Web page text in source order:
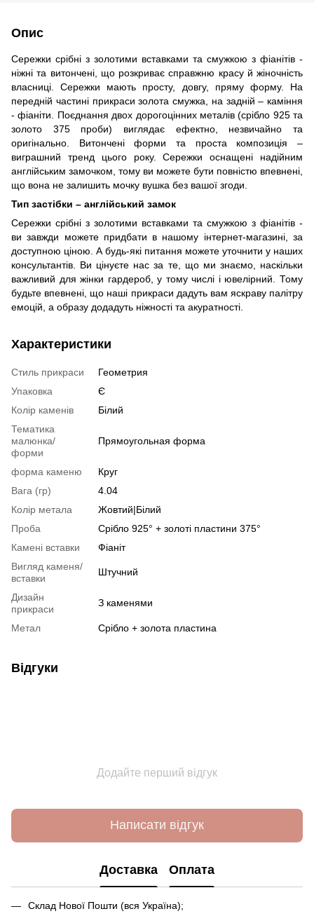
Опис
Сережки срібні з золотими вставками та смужкою з фіанітів -
ніжні та витончені, що розкриває справжню красу й жіночність
власниці. Сережки мають просту, довгу, пряму форму. На
передній частині прикраси золота смужка, на задній – каміння
- фіаніти. Поєднання двох дорогоцінних металів (срібло 925 та
золото 375 проби) виглядає ефектно, незвичайно та
оригінально. Витончені форми та проста композиція –
виграшний тренд цього року. Сережки оснащені надійним
англійським замочком, тому ви можете бути повністю впевнені,
що вона не залишить мочку вушка без вашої згоди.
Тип застібки – англійський замок
Сережки срібні з золотими вставками та смужкою з фіанітів -
ви завжди можете придбати в нашому інтернет-магазині, за
доступною ціною. А будь-які питання можете уточнити у наших
консультантів. Ви цінуєте нас за те, що ми знаємо, наскільки
важливий для жінки гардероб, у тому числі і ювелірний. Тому
будьте впевнені, що наші прикраси дадуть вам яскраву палітру
емоцій, а образу додадуть ніжності та акуратності.
Характеристики
Стиль прикраси
Геометрия
Упаковка
Є
Колір каменів
Білий
Тематика
малюнка/
форми
Прямоугольная форма
форма каменю
Круг
Вага (гр)
4.04
Колір метала
Жовтий|Білий
Проба
Срібло 925° + золоті пластини 375°
Камені вставки
Фіаніт
Вигляд каменя/
вставки
Штучний
Дизайн
прикраси
З каменями
Метал Срібло + золота пластина
Відгуки
Додайте перший відгук
Написати відгук
Доставка Оплата
Склад Нової Пошти (вся Україна);